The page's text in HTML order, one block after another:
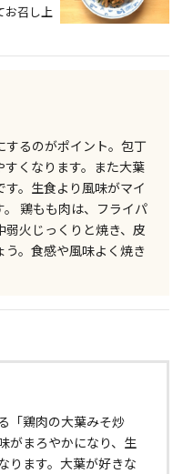
お召し上
るのがポイント。包丁
くなります。また大葉
。生食より風味がマイ
鶏もも肉は、フライパ
火じっくりと焼き、皮
。食感や風味よく焼き
「鶏肉の大葉みそ炒
がまろやかになり、生
ります。大葉が好きな